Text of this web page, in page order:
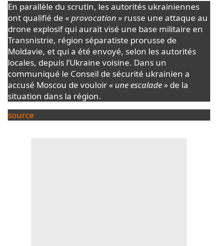
En parallèle du scrutin, les autorités ukrainiennes
ont qualifié de « provocation » russe une attaque au
drone explosif qui aurait visé une base militaire en
Transnistrie, région séparatiste prorusse de
Moldavie, et qui a été envoyé, selon les autorités
locales, depuis l’Ukraine voisine. Dans un
communiqué le Conseil de sécurité ukrainien a
accusé Moscou de vouloir« une escalade » de la
situation dans la région.
source